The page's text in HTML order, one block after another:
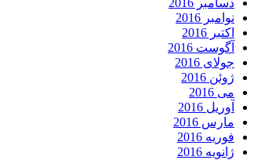
دسامبر 2016
نوامبر 2016
اکتبر 2016
آگوست 2016
جولای 2016
ژوئن 2016
می 2016
آوریل 2016
مارس 2016
فوریه 2016
ژانویه 2016